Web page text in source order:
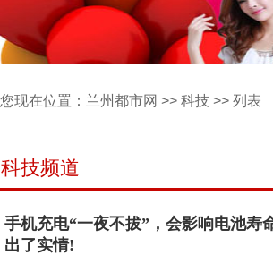
您现在位置： 兰州都市网 >> 科技 >> 列表
科技频道
手机充电“一夜不拔”，会影响电池寿
出了实情!